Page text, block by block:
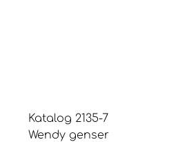
Katalog 2135-7
Wendy genser